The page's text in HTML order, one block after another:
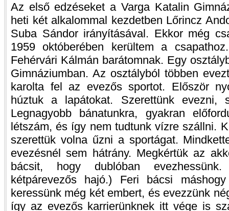
Az első edzéseket a Varga Katalin
heti két alkalommal kezdetben Lőrincz
Suba Sándor irányításával. Ekkor még
1959 októberében kerültem a
Fehérvári Kálmán barátomnak. Egy
Gimnáziumban. Az osztályból többen
karolta fel az evezős sportot. Először
húztuk a lapátokat. Szerettünk evezni,
Legnagyobb bánatunkra, gyakran
létszám, és így nem tudtunk vízre szállni.
szerettük volna űzni a sportágat.
evezésnél sem hátrány. Megkértük az
bácsit, hogy dublóban
kétpárevezős hajó.) Feri bácsi
keressünk még két embert, és evezzünk
így az evezős karrierünknek itt vége is